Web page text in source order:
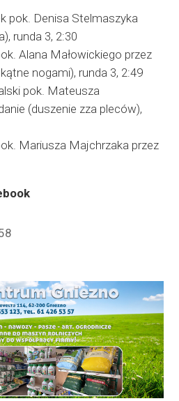
pok. Denisa Stelmaszyka
runda 3, 2:30
Alana Małowickiego przez
nogami), runda 3, 2:49
pok. Mateusza
(duszenie zza pleców),
Mariusza Majchrzaka przez